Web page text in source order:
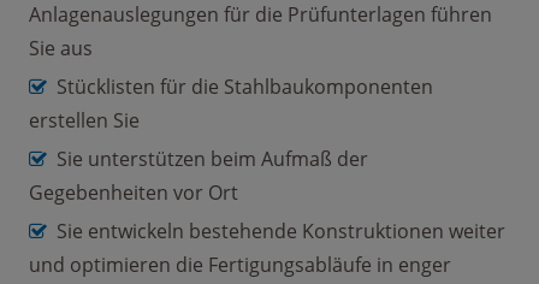
Anlagenauslegungen für die Prüfunterlagen führen
Sie aus
Stücklisten für die Stahlbaukomponenten
erstellen Sie
Sie unterstützen beim Aufmaß der
Gegebenheiten vor Ort
Sie entwickeln bestehende Konstruktionen weiter
und optimieren die Fertigungsabläufe in enger